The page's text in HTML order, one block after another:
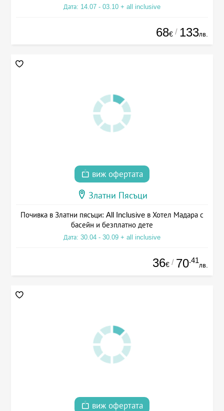
Дата: 14.07 - 03.10 + all inclusive
68€ / 133лв.
виж офертата
Златни Пясъци
Почивка в Златни пясъци: All Inclusive в Хотел Мадара с
басейн и безплатно дете
Дата: 30.04 - 30.09 + all inclusive
36€ / 70.41
лв.
виж офертата